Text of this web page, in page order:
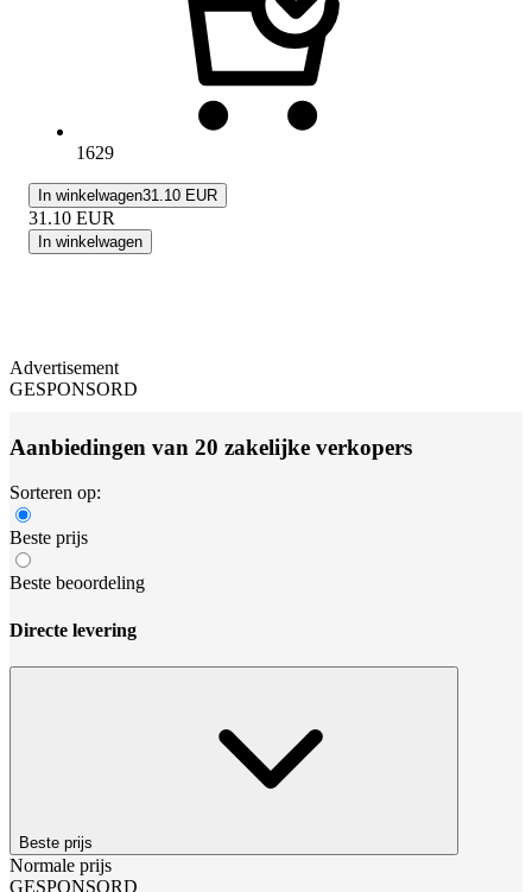
1629
In winkelwagen31.10 EUR
31.10 EUR
In winkelwagen
Advertisement
GESPONSORD
Aanbiedingen van 20 zakelijke verkopers
Sorteren op:
Beste prijs
Beste beoordeling
Directe levering
Beste prijs
Normale prijs
GESPONSORD